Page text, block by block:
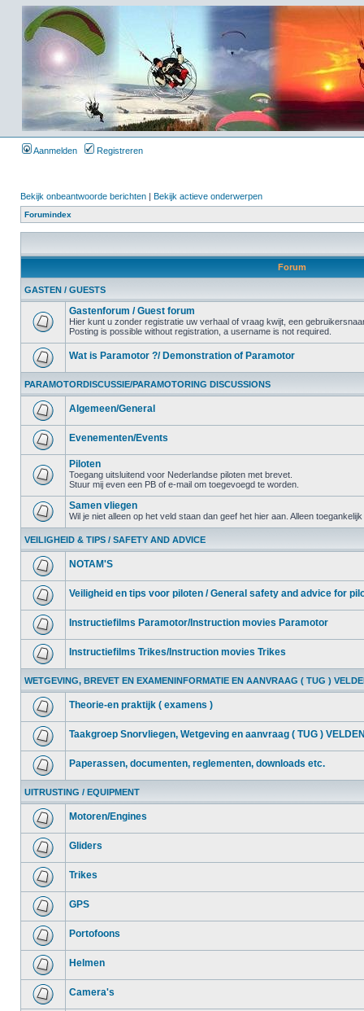
Aanmelden Registreren
Bekijk onbeantwoorde berichten | Bekijk actieve onderwerpen
Forumindex
Forum
GASTEN / GUESTS
Gastenforum / Guest forum
Hier kunt u zonder registratie uw verhaal of vraag kwijt, een
Posting is possible without registration, a username is not required.
Wat is Paramotor ?/ Demonstration of Paramotor
PARAMOTORDISCUSSIE/PARAMOTORING DISCUSSIONS
Algemeen/General
Evenementen/Events
Piloten
Toegang uitsluitend voor Nederlandse piloten met brevet.
Stuur mij even een PB of e-mail om toegevoegd te worden.
Samen vliegen
Wil je niet alleen op het veld staan dan geef het hier aan. Alleen
VEILIGHEID & TIPS / SAFETY AND ADVICE
NOTAM'S
Veiligheid en tips voor piloten / General safety and advice for
Instructiefilms Paramotor/Instruction movies Paramotor
Instructiefilms Trikes/Instruction movies Trikes
WETGEVING, BREVET EN EXAMENINFORMATIE EN AANVRAAG ( TUG )
Theorie-en praktijk ( examens )
Taakgroep Snorvliegen, Wetgeving en aanvraag ( TUG )
Paperassen, documenten, reglementen, downloads etc.
UITRUSTING / EQUIPMENT
Motoren/Engines
Gliders
Trikes
GPS
Portofoons
Helmen
Camera's